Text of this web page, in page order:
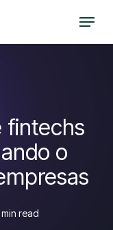
Menu
fintechs
o
read
Close